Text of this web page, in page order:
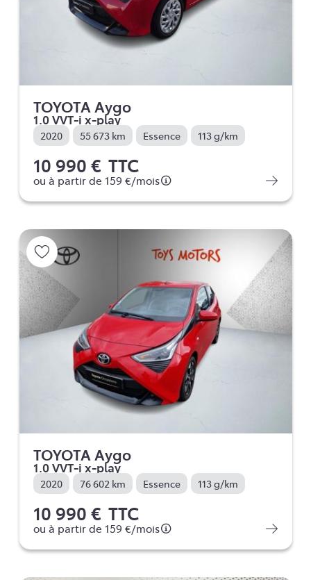
TOYOTA Aygo
1.0 VVT-i x-play
2020 55 673 km Essence 113 g/km
10 990 € TTC
ou à partir de 159 €/mois
TOYOTA Aygo
1.0 VVT-i x-play
2020 76 602 km Essence 113 g/km
10 990 € TTC
ou à partir de 159 €/mois